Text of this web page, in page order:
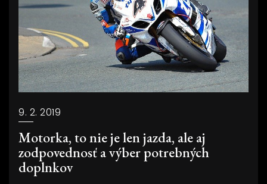
9. 2. 2019
Motorka, to nie je len jazda, ale aj
zodpovednosť a výber potrebných
doplnkov